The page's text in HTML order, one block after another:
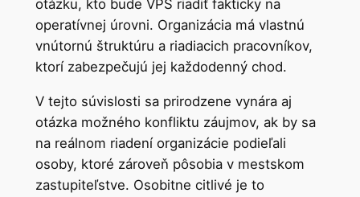
otázku, kto bude VPS riadiť fakticky na
operatívnej úrovni. Organizácia má vlastnú
vnútornú štruktúru a riadiacich pracovníkov,
ktorí zabezpečujú jej každodenný chod.
V tejto súvislosti sa prirodzene vynára aj
otázka možného konfliktu záujmov, ak by sa
na reálnom riadení organizácie podieľali
osoby, ktoré zároveň pôsobia v mestskom
zastupiteľstve. Osobitne citlivé je to